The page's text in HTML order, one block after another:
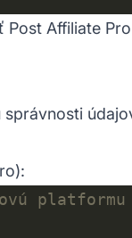
Post Affiliate Pro